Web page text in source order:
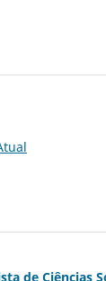
de Ciências